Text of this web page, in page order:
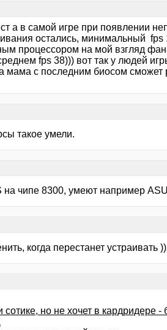
а в самой игре при появлении
остались, минимальный fps
процессором на мой взгляд
fps 38))) вот так у людей
мама с последним биосом сможет
такое умели.
чипе 8300, умеют например
когда перестанет устраивать ))
но не хочет в кардридере -